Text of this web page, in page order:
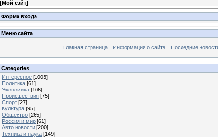
[Мой сайт]
Форма входа
Меню сайта
Главная страница Информация о сайте Последние
Categories
Интересное [1003]
Политика [61]
Экономика [106]
Происшествия [75]
Спорт [27]
Культура [95]
Общество [265]
Россия и мир [61]
Авто новости [200]
Техника и наука [149]